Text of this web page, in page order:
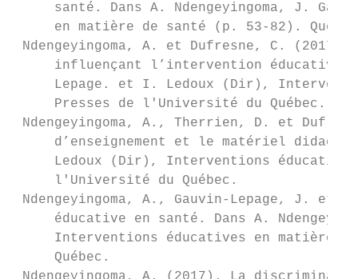
santé. Dans A. Ndengeyingoma, J.
en matière de santé (p. 53-82).
Ndengeyingoma, A. et Dufresne, C.
influençant l’intervention éducative
Lepage. et I. Ledoux (Dir),
     Presses de l'Université du Québec.
Ndengeyingoma, A., Therrien, D. et
d’enseignement et le matériel
Ledoux (Dir), Interventions
     l'Université du Québec.
Ndengeyingoma, A., Gauvin-Lepage, J.
éducative en santé. Dans A.
Interventions éducatives en matière
     Québec.